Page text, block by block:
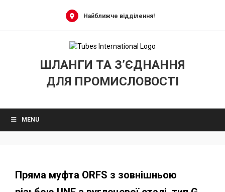
Найближче відділення!
ШЛАНГИ ТА З’ЄДНАННЯ
ДЛЯ ПРОМИСЛОВОСТІ
MENU
Пряма муфта ORFS з зовнішньою